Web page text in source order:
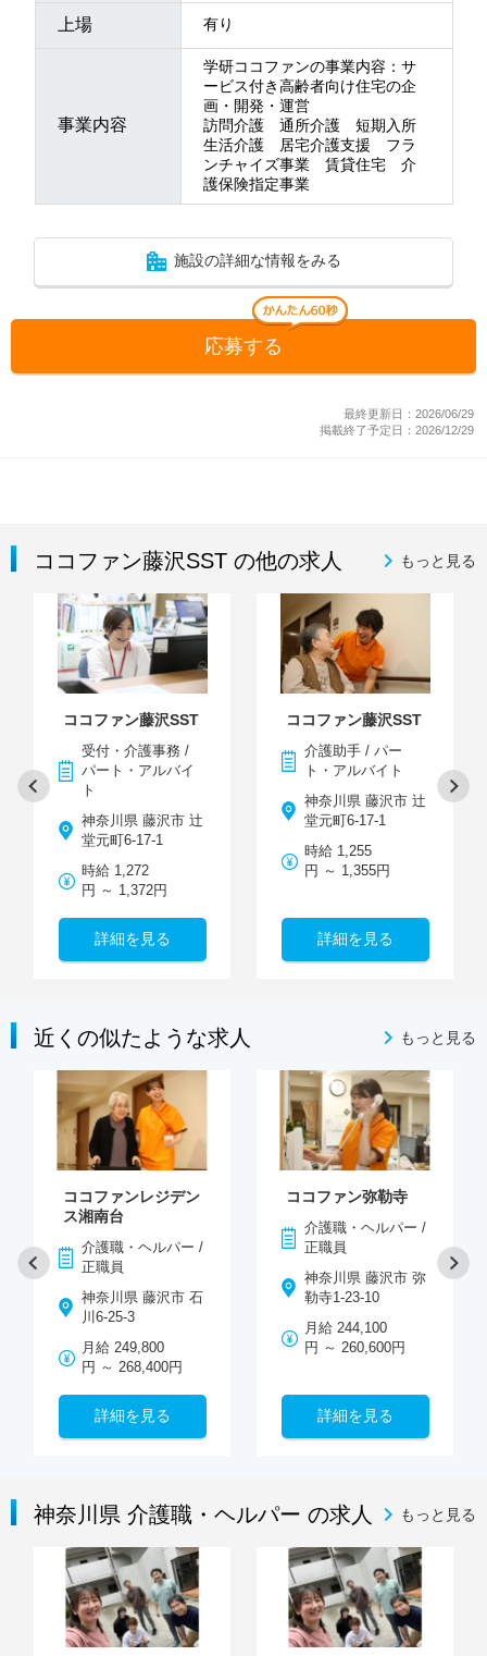
上場 有り
事業内容
学研ココファンの事業内容：サ
ービス付き高齢者向け住宅の企
画・開発・運営
訪問介護 通所介護 短期入所
生活介護 居宅介護支援 フラ
ンチャイズ事業 賃貸住宅 介
護保険指定事業
施設の詳細な情報をみる
応募する
最終更新日：2026/06/29
掲載終了予定日：2026/12/29
ココファン藤沢SST の他の求人 もっと見る
ココファン藤沢SST
受付・介護事務 /
パート・アルバイ
ト
神奈川県 藤沢市 辻
堂元町6-17-1
時給 1,272
円 ～ 1,372円
詳細を見る
ココファン藤沢SST
介護助手 / パー
ト・アルバイト
神奈川県 藤沢市 辻
堂元町6-17-1
時給 1,255
円 ～ 1,355円
詳細を見る
近くの似たような求人 もっと見る
ココファンレジデン
ス湘南台
介護職・ヘルパー /
正職員
神奈川県 藤沢市 石
川6-25-3
月給 249,800
円 ～ 268,400円
詳細を見る
ココファン弥勒寺
介護職・ヘルパー /
正職員
神奈川県 藤沢市 弥
勒寺1-23-10
月給 244,100
円 ～ 260,600円
詳細を見る
神奈川県 介護職・ヘルパー の求人 もっと見る